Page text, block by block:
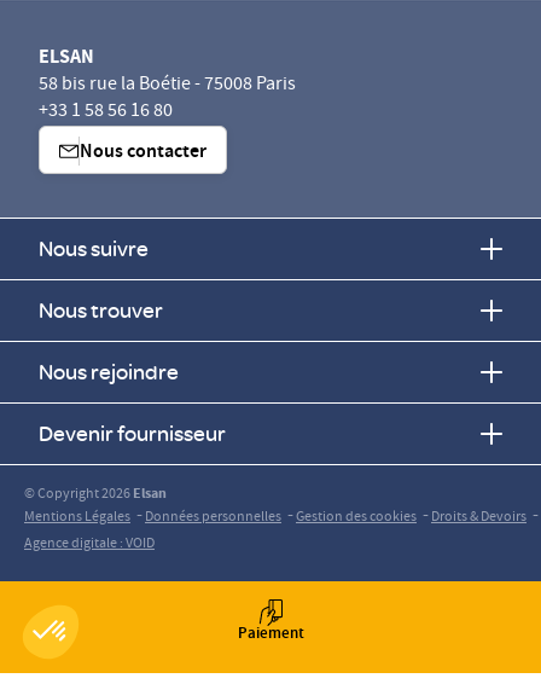
Paiement
ELSAN
58 bis rue la Boétie - 75008 Paris
+33 1 58 56 16 80
Nous contacter
Nous suivre
Nous trouver
Nous rejoindre
Devenir fournisseur
© Copyright 2026Elsan
Mentions Légales -Données personnelles -Gestion des cookies -Droits & Devoirs -
Agence digitale : VOID